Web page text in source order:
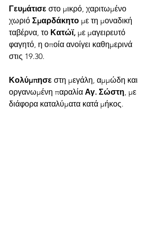
Γευμάτισε στο μικρό, χαριτωμένο
χωριό Σμαρδάκητο με τη μοναδική
ταβέρνα, το Κατώϊ, με μαγειρευτό
φαγητό, η οποία ανοίγει καθημερινά
στις 19.30.
Κολύμπησε στη μεγάλη, αμμώδη και
οργανωμένη παραλία Αγ. Σώστη , με
διάφορα καταλύματα κατά μήκος.